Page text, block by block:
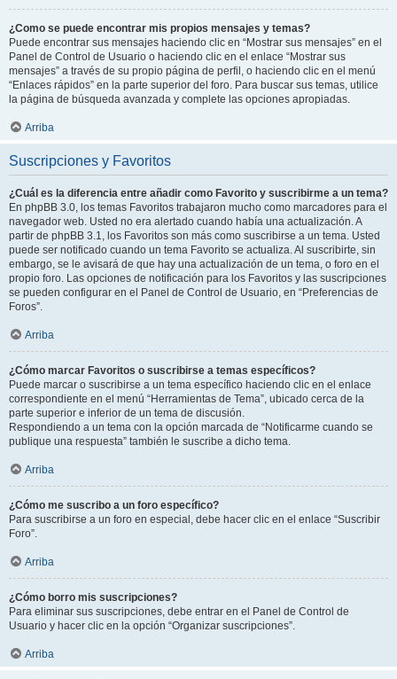
¿Como se puede encontrar mis propios mensajes y temas?
Puede encontrar sus mensajes haciendo clic en “Mostrar sus mensajes” en el
Panel de Control de Usuario o haciendo clic en el enlace “Mostrar sus
mensajes” a través de su propio página de perfil, o haciendo clic en el menú
“Enlaces rápidos” en la parte superior del foro. Para buscar sus temas, utilice
la página de búsqueda avanzada y complete las opciones apropiadas.
Arriba
Suscripciones y Favoritos
¿Cuál es la diferencia entre añadir como Favorito y suscribirme a un tema?
En phpBB 3.0, los temas Favoritos trabajaron mucho como marcadores para el
navegador web. Usted no era alertado cuando había una actualización. A
partir de phpBB 3.1, los Favoritos son más como suscribirse a un tema. Usted
puede ser notificado cuando un tema Favorito se actualiza. Al suscribirte, sin
embargo, se le avisará de que hay una actualización de un tema, o foro en el
propio foro. Las opciones de notificación para los Favoritos y las suscripciones
se pueden configurar en el Panel de Control de Usuario, en “Preferencias de
Foros”.
Arriba
¿Cómo marcar Favoritos o suscribirse a temas específicos?
Puede marcar o suscribirse a un tema específico haciendo clic en el enlace
correspondiente en el menú “Herramientas de Tema”, ubicado cerca de la
parte superior e inferior de un tema de discusión.
Respondiendo a un tema con la opción marcada de “Notificarme cuando se
publique una respuesta” también le suscribe a dicho tema.
Arriba
¿Cómo me suscribo a un foro específico?
Para suscribirse a un foro en especial, debe hacer clic en el enlace “Suscribir
Foro”.
Arriba
¿Cómo borro mis suscripciones?
Para eliminar sus suscripciones, debe entrar en el Panel de Control de
Usuario y hacer clic en la opción “Organizar suscripciones”.
Arriba